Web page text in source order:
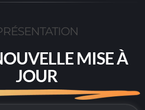
MISE À
JOUR